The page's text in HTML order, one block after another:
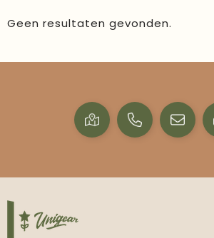
Geen resultaten gevonden.